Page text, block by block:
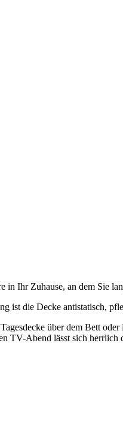
Ihr Zuhause, an dem Sie
ist die Decke antistatisch,
über dem Bett
TV-Abend lässt sich